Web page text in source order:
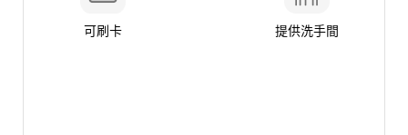
可刷卡 提供洗手間